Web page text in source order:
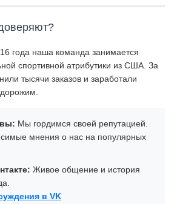
года наша команда занимается
спортивной атрибутики из США. За
тысячи заказов и заработали
Мы гордимся своей репутацией.
мнения о нас на популярных
Живое общение и история
в VK